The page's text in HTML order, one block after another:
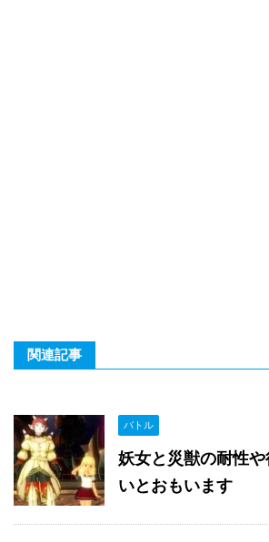
関連記事
バトル
妖女と災獣の耐性
いとおもいます